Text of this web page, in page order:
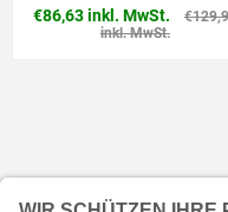
€86,63 inkl. MwSt.
inkl. MwSt.